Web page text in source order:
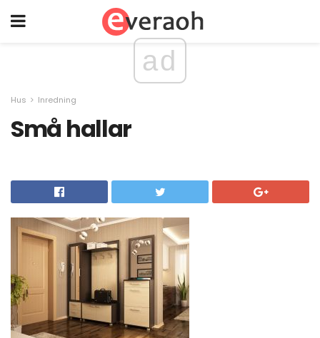
ad
Hus Inredning
Små hallar